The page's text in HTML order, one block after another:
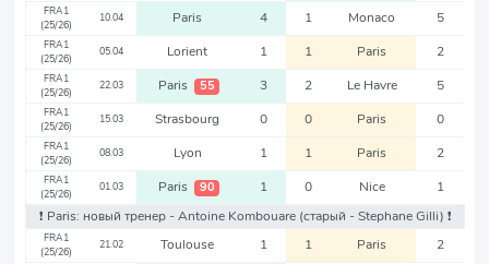
FRA1
(25/26)
10.04 Paris 4 1 Monaco 5
FRA1
(25/26)
05.04 Lorient 1 1 Paris 2
FRA1
(25/26)
22.03 Paris 55 3 2 Le Havre 5
FRA1
(25/26)
15.03 Strasbourg 0 0 Paris 0
FRA1
(25/26)
08.03 Lyon 1 1 Paris 2
FRA1
(25/26)
01.03 Paris 90 1 0 Nice
1
❗️ Paris: новый тренер - Antoine Kombouare (старый - Stephane Gilli) ❗️
FRA1
(25/26)
21.02 Toulouse 1 1 Paris 2